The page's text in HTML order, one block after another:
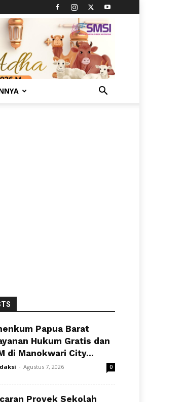
Papua Barat
Hukum Gratis dan
di Manokwari City...
- Agustus 7, 2026 0
Proyek Sekolah